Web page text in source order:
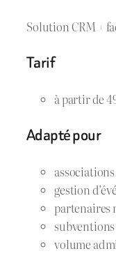
Solution CRM +
Tarif
à partir de
Adapté pour
gestion
partenaires
volume